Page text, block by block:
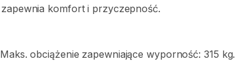
zapewnia komfort i przyczepność.
Maks. obciążenie zapewniające wyporność: 315 kg.